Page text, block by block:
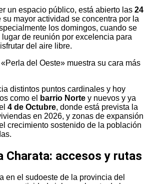
un espacio público, está abierto las 24
su mayor actividad se concentra por la
los domingos, cuando se
de reunión por excelencia para
del aire libre.
del Oeste» muestra su cara más
distintos puntos cardinales y hoy
como el
barrio Norte y nuevos y ya
4 de Octubre, donde está prevista la
en 2026, y zonas de expansión
crecimiento sostenido de la población
Charata: accesos y rutas
en el sudoeste de la provincia del